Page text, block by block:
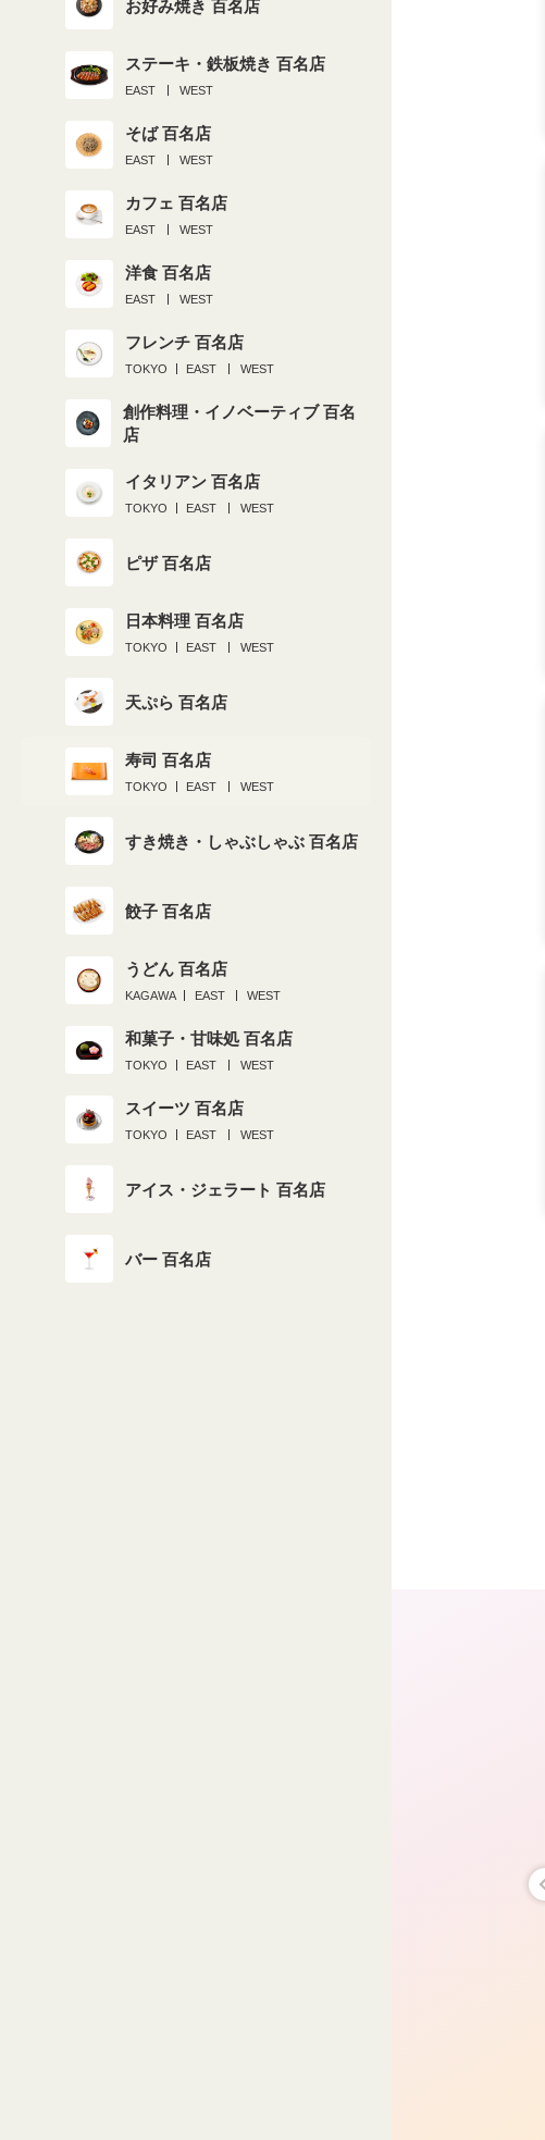
お好み焼き 百名店
ステーキ・鉄板焼き 百名店
EAST WEST
そば 百名店
EAST WEST
カフェ 百名店
EAST WEST
洋食 百名店
EAST WEST
フレンチ 百名店
TOKYO EAST WEST
創作料理・イノベーティブ 百名
店
イタリアン 百名店
TOKYO EAST WEST
ピザ 百名店
日本料理 百名店
TOKYO EAST WEST
天ぷら 百名店
寿司 百名店
TOKYO EAST WEST
すき焼き・しゃぶしゃぶ 百名店
餃子 百名店
うどん 百名店
KAGAWA EAST WEST
和菓子・甘味処 百名店
TOKYO EAST WEST
スイーツ 百名店
TOKYO EAST WEST
アイス・ジェラート 百名店
バー 百名店